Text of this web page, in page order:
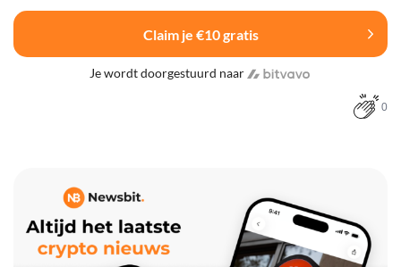
Claim je €10 gratis
Je wordt doorgestuurd naar
0